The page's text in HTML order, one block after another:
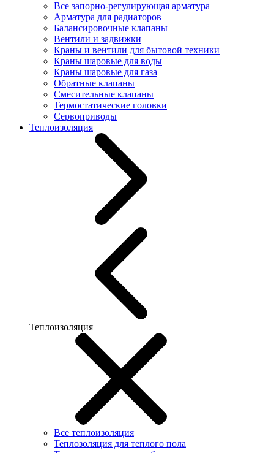
Все запорно-регулирующая арматура
Арматура для радиаторов
Балансировочные клапаны
Вентили и задвижки
Краны и вентили для бытовой техники
Краны шаровые для воды
Краны шаровые для газа
Обратные клапаны
Смесительные клапаны
Термостатические головки
Сервоприводы
Теплоизоляция
Теплоизоляция
Все теплоизоляция
Теплозоляция для теплого пола